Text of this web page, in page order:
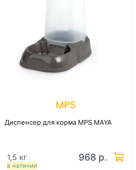
MPS
Диспенсер для корма MPS MAYA
в наличии
1,5 кг 968 р.